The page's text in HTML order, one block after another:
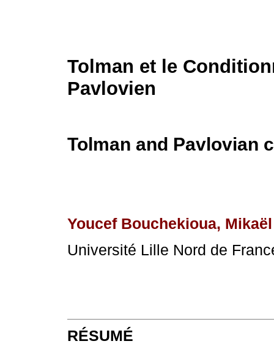
Tolman et le
Pavlovien
Tolman and Pavlovian
Youcef Bouchekioua,
Université Lille Nord de
RÉSUMÉ